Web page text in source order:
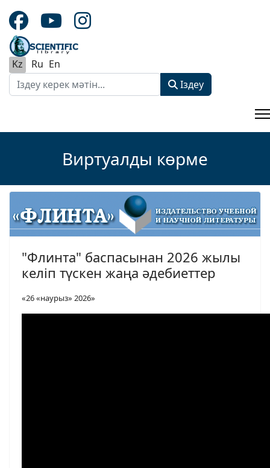
Kz Ru En
Іздеу
Іздеу
Виртуалды көрме
"Флинта" баспасынан 2026 жылы
келіп түскен жаңа әдебиеттер
«26 «наурыз» 2026»